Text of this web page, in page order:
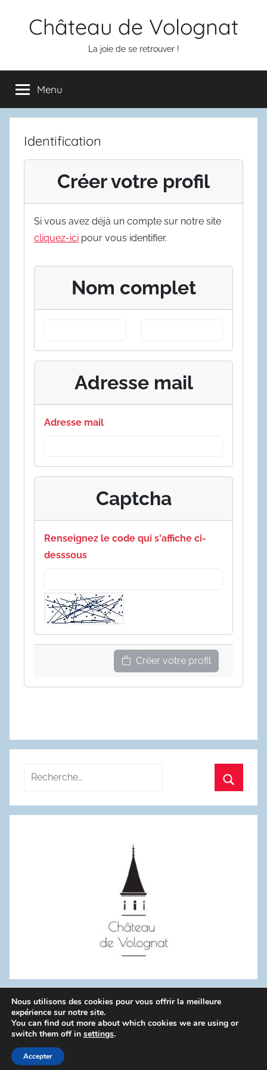
Château de Volognat
La joie de se retrouver !
Menu
Identification
Créer votre profil
Si vous avez déjà un compte sur notre site
cliquez-ici pour vous identifier.
Nom complet
Adresse mail
Adresse mail
Captcha
Renseignez le code qui s'affiche ci-
desssous
Créer votre profil
Recherche
:
WordPress Theme: Donovan by ThemeZee.
Politique de confidentialité
Nous utilisons des cookies pour vous offrir la meilleure
expérience sur notre site.
You can find out more about which cookies we are using or
switch them off in settings.
Accepter